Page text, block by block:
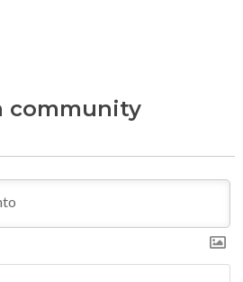
community